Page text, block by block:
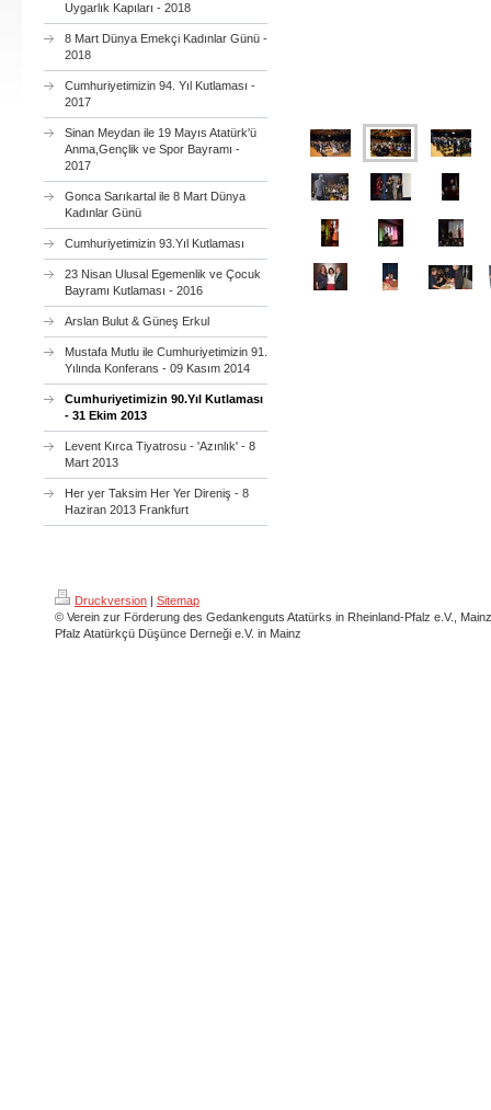
Uygarlık Kapıları - 2018
8 Mart Dünya Emekçi Kadınlar Günü -
2018
Cumhuriyetimizin 94. Yıl Kutlaması -
2017
Sinan Meydan ile 19 Mayıs Atatürk'ü
Anma,Gençlik ve Spor Bayramı -
2017
Gonca Sarıkartal ile 8 Mart Dünya
Kadınlar Günü
Cumhuriyetimizin 93.Yıl Kutlaması
23 Nisan Ulusal Egemenlik ve Çocuk
Bayramı Kutlaması - 2016
Arslan Bulut & Güneş Erkul
Mustafa Mutlu ile Cumhuriyetimizin 91.
Yılında Konferans - 09 Kasım 2014
Cumhuriyetimizin 90.Yıl Kutlaması
- 31 Ekim 2013
Levent Kırca Tiyatrosu - 'Azınlık' - 8
Mart 2013
Her yer Taksim Her Yer Direniş - 8
Haziran 2013 Frankfurt
Druckversion | Sitemap
© Verein zur Förderung des Gedankenguts Atatürks in Rheinland-Pfalz e.V.,
Pfalz Atatürkçü Düşünce Derneği e.V. in Mainz